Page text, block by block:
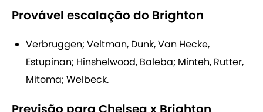
Provável escalação do Brighton
Verbruggen; Veltman, Dunk, Van Hecke,
Estupinan; Hinshelwood, Baleba; Minteh, Rutter,
Mitoma; Welbeck.